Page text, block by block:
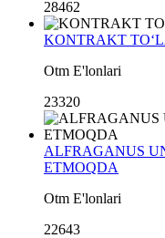
28462
KONTRAKT
Otm E'lonlari
23320
ALFRAGANUS
ETMOQDA
Otm E'lonlari
22643